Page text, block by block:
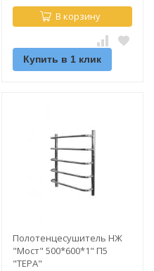
В корзину
Купить в 1 клик
Полотенцесушитель НЖ
"Мост" 500*600*1" П5
"ТЕРА"